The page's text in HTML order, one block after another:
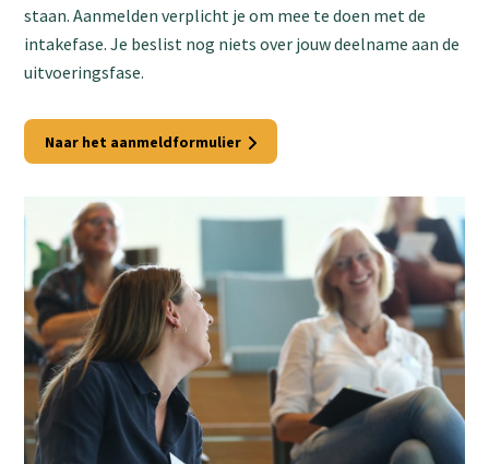
staan. Aanmelden verplicht je om mee te doen met de
intakefase. Je beslist nog niets over jouw deelname aan de
uitvoeringsfase.
Naar het aanmeldformulier